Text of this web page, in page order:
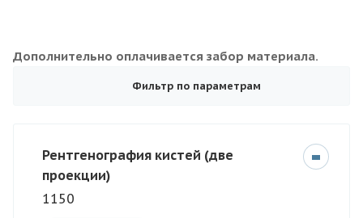
Дополнительно оплачивается забор материала.
Фильтр по параметрам
Рентгенография кистей (две
проекции)
1150